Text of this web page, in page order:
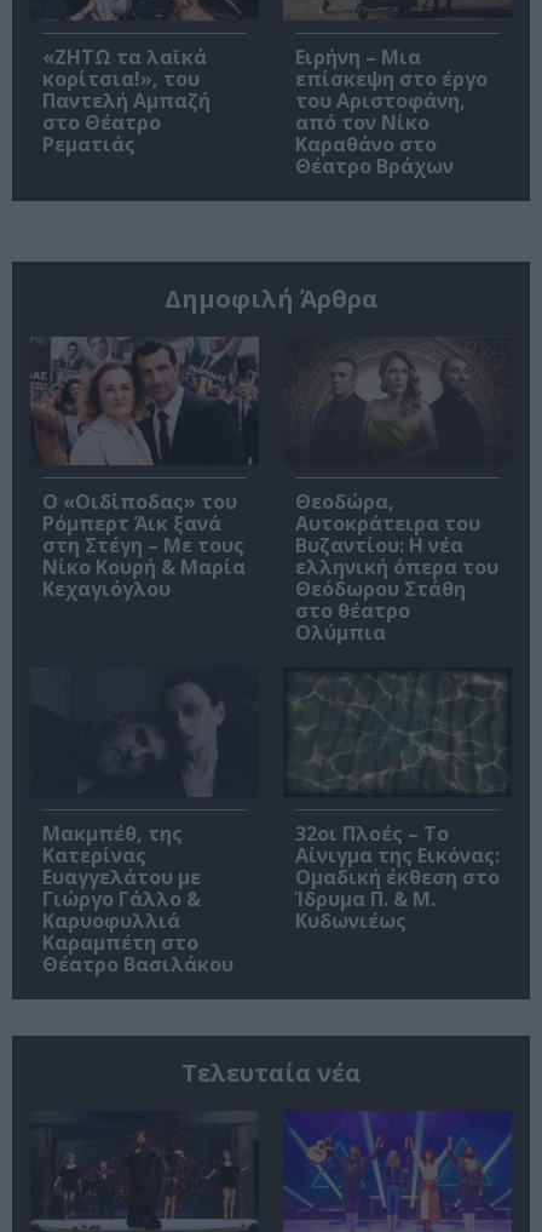
«ΖΗΤΩ τα λαϊκά
κορίτσια!», του
Παντελή Αμπαζή
στο Θέατρο
Ρεματιάς
Ειρήνη – Μια
επίσκεψη στο έργο
του Αριστοφάνη,
από τον Νίκο
Καραθάνο στο
Θέατρο Βράχων
Δημοφιλή Άρθρα
O «Οιδίποδας» του
Ρόμπερτ Άικ ξανά
στη Στέγη – Με τους
Νίκο Κουρή & Μαρία
Κεχαγιόγλου
Θεοδώρα,
Αυτοκράτειρα του
Βυζαντίου: Η νέα
ελληνική όπερα του
Θεόδωρου Στάθη
στο θέατρο
Ολύμπια
Μακμπέθ, της
Κατερίνας
Ευαγγελάτου με
Γιώργο Γάλλο &
Καρυοφυλλιά
Καραμπέτη στο
Θέατρο Βασιλάκου
32οι Πλοές – Το
Αίνιγμα της Εικόνας:
Ομαδική έκθεση στο
Ίδρυμα Π. & Μ.
Κυδωνιέως
Τελευταία νέα